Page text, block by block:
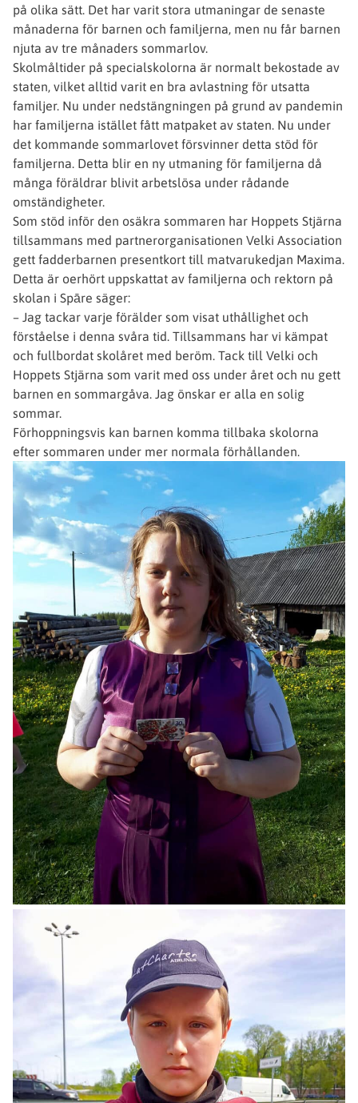
på olika sätt. Det har varit stora utmaningar de senaste
månaderna för barnen och familjerna, men nu får barnen
njuta av tre månaders sommarlov.
Skolmåltider på specialskolorna är normalt bekostade av
staten, vilket alltid varit en bra avlastning för utsatta
familjer. Nu under nedstängningen på grund av pandemin
har familjerna istället fått matpaket av staten. Nu under
det kommande sommarlovet försvinner detta stöd för
familjerna. Detta blir en ny utmaning för familjerna då
många föräldrar blivit arbetslösa under rådande
omständigheter.
Som stöd inför den osäkra sommaren har Hoppets Stjärna
tillsammans med partnerorganisationen Velki Association
gett fadderbarnen presentkort till matvarukedjan Maxima.
Detta är oerhört uppskattat av familjerna och rektorn på
skolan i Spāre säger:
– Jag tackar varje förälder som visat uthållighet och
förståelse i denna svåra tid. Tillsammans har vi kämpat
och fullbordat skolåret med beröm. Tack till Velki och
Hoppets Stjärna som varit med oss under året och nu gett
barnen en sommargåva. Jag önskar er alla en solig
sommar.
Förhoppningsvis kan barnen komma tillbaka skolorna
efter sommaren under mer normala förhållanden.